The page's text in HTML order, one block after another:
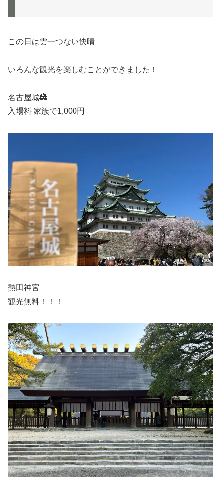
この日は雲一つない快晴
いろんな観光を楽しむことができました！
名古屋城🏯
入場料 家族で1,000円
熱田神宮
観光無料！！！